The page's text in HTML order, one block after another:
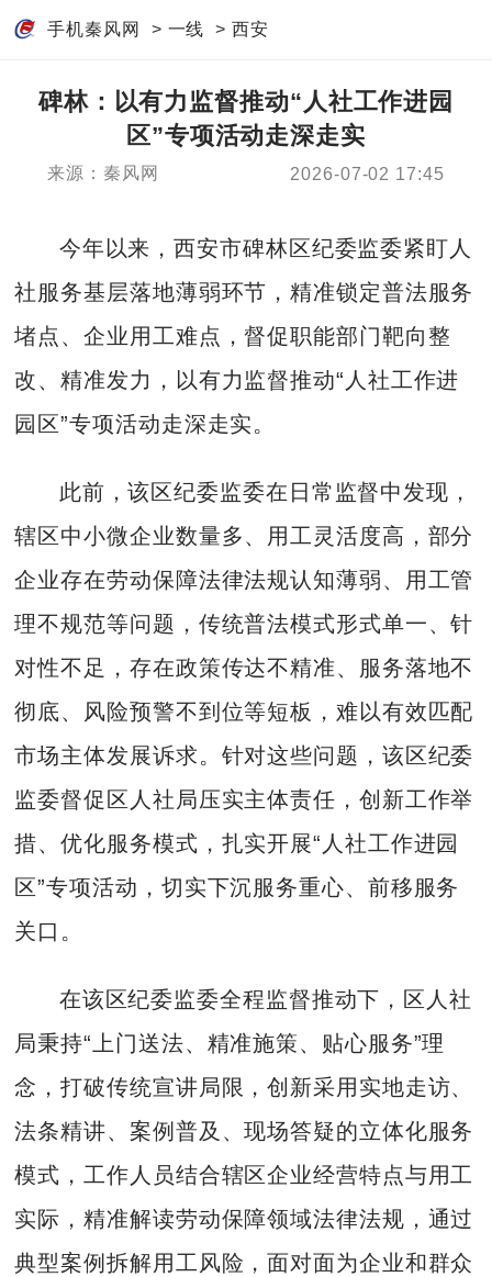
手机秦风网 > 一线 > 西安
碑林：以有力监督推动“人社工作进园
区”专项活动走深走实
来源：秦风网 2026-07-02 17:45
今年以来，西安市碑林区纪委监委紧盯人
社服务基层落地薄弱环节，精准锁定普法服务
堵点、企业用工难点，督促职能部门靶向整
改、精准发力，以有力监督推动“人社工作进
园区”专项活动走深走实。
此前，该区纪委监委在日常监督中发现，
辖区中小微企业数量多、用工灵活度高，部分
企业存在劳动保障法律法规认知薄弱、用工管
理不规范等问题，传统普法模式形式单一、针
对性不足，存在政策传达不精准、服务落地不
彻底、风险预警不到位等短板，难以有效匹配
市场主体发展诉求。针对这些问题，该区纪委
监委督促区人社局压实主体责任，创新工作举
措、优化服务模式，扎实开展“人社工作进园
区”专项活动，切实下沉服务重心、前移服务
关口。
在该区纪委监委全程监督推动下，区人社
局秉持“上门送法、精准施策、贴心服务”理
念，打破传统宣讲局限，创新采用实地走访、
法条精讲、案例普及、现场答疑的立体化服务
模式，工作人员结合辖区企业经营特点与用工
实际，精准解读劳动保障领域法律法规，通过
典型案例拆解用工风险，面对面为企业和群众